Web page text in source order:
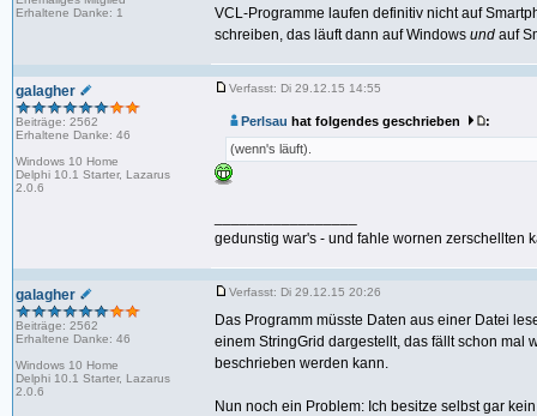
Erhaltene Danke: 1
VCL-Programme laufen definitiv nicht auf
schreiben, das läuft dann auf Windows und auf
galagher
Beiträge: 2562
Erhaltene Danke: 46
Windows 10 Home
Delphi 10.1 Starter, Lazarus
2.0.6
Verfasst: Di 29.12.15 14:55
Perlsau hat folgendes geschrieben
:
(wenn's läuft).
gedunstig war's - und fahle wornen zerschellten
galagher
Beiträge: 2562
Erhaltene Danke: 46
Windows 10 Home
Delphi 10.1 Starter, Lazarus
2.0.6
Verfasst: Di 29.12.15 20:26
Das Programm müsste Daten aus einer Datei
einem StringGrid dargestellt, das fällt schon mal
beschrieben werden kann.
Nun noch ein Problem: Ich besitze selbst gar